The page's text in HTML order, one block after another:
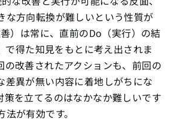
な方向転換が難しいという性質が
）は常に、直前のDo（実行）の結
で得た知見をもとに考え出されま
の改善されたアクションも、前回の
差異が無い内容に着地しがちにな
策を立てるのはなかなか難しいです
が有効です。